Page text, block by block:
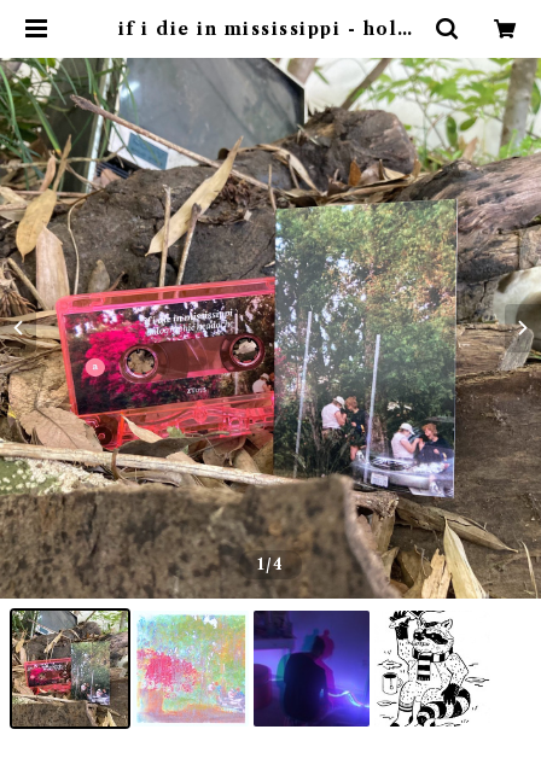
if i die in mississippi - holog
店
1/4